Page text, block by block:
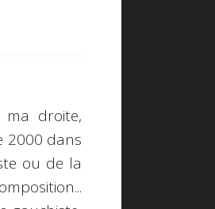
droite,
2000 dans
ou de la